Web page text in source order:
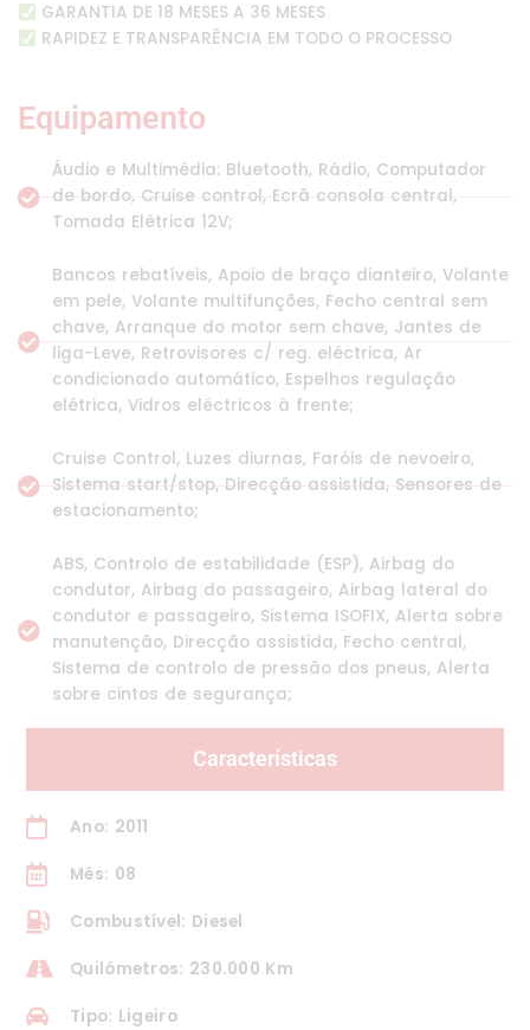
GARANTIA DE 18 MESES A 36 MESES
RAPIDEZ E TRANSPARÊNCIA EM TODO O PROCESSO
Equipamento
Áudio e Multimédia: Bluetooth, Rádio, Computador
de bordo, Cruise control, Ecrã consola central,
Tomada Elétrica 12V;
Bancos rebatíveis, Apoio de braço dianteiro, Volante
em pele, Volante multifunções, Fecho central sem
chave, Arranque do motor sem chave, Jantes de
liga-Leve, Retrovisores c/ reg. eléctrica, Ar
condicionado automático, Espelhos regulação
elétrica, Vidros eléctricos à frente;
Cruise Control, Luzes diurnas, Faróis de nevoeiro,
Sistema start/stop, Direcção assistida, Sensores de
estacionamento;
ABS, Controlo de estabilidade (ESP), Airbag do
condutor, Airbag do passageiro, Airbag lateral do
condutor e passageiro, Sistema ISOFIX, Alerta sobre
manutenção, Direcção assistida, Fecho central,
Sistema de controlo de pressão dos pneus, Alerta
sobre cintos de segurança;
Características
Ano: 2011
Mês: 08
Combustível: Diesel
Quilómetros: 230.000 Km
Tipo: Ligeiro